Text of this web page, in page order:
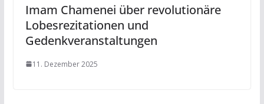
Imam Chamenei über revolutionäre
Lobesrezitationen und
Gedenkveranstaltungen
11. Dezember 2025